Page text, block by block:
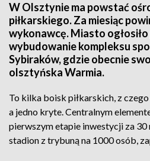
W Olsztynie ma powstać
piłkarskiego. Za miesiąc
wykonawcę. Miasto
wybudowanie kompleksu
Sybiraków, gdzie obecnie
olsztyńska Warmia.
To kilka boisk piłkarskich, z
a jedno kryte. Centralnym
pierwszym etapie inwestycji za 30
stadion z trybuną na 1000 osób,